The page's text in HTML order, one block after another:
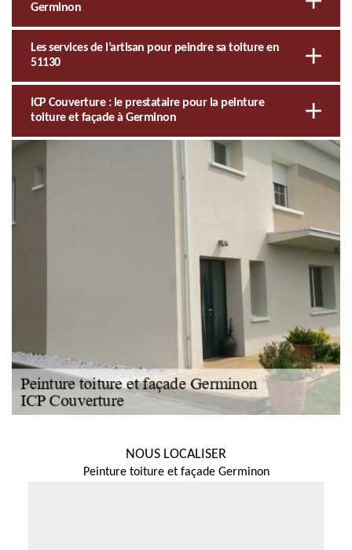
Germinon
Les services de l’artisan pour peindre sa toiture en
51130
ICP Couverture : le prestataire pour la peinture
toiture et façade à Germinon
NOUS LOCALISER
Peinture toiture et façade Germinon